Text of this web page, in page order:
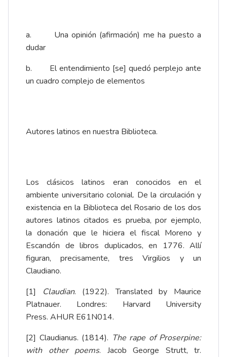
a. Una opinión (afirmación) me ha puesto a
dudar
b. El entendimiento [se] quedó perplejo ante
un cuadro complejo de elementos
Autores latinos en nuestra Biblioteca.
Los clásicos latinos eran conocidos en el
ambiente universitario colonial. De la circulación y
existencia en la Biblioteca del Rosario de los dos
autores latinos citados es prueba, por ejemplo,
la donación que le hiciera el fiscal Moreno y
Escandón de libros duplicados, en 1776. Allí
figuran, precisamente, tres Virgilios y un
Claudiano.
[1]
Claudian. (1922). Translated by Maurice
Platnauer. Londres: Harvard University
Press. AHUR E61N014.
[2] Claudianus. (1814). The rape of Proserpine:
with other poems. Jacob George Strutt, tr.